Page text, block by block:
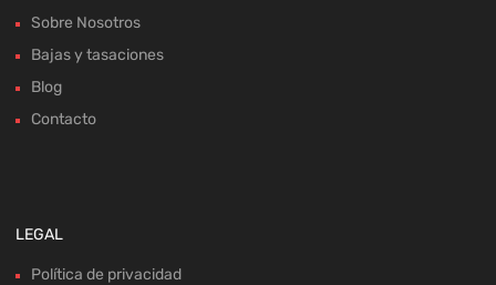
Sobre Nosotros
Bajas y tasaciones
Blog
Contacto
LEGAL
Política de privacidad